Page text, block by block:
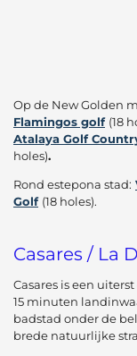
Op de New Golden
Flamingos golf (18
Atalaya Golf
holes).
Rond estepona stad:
Golf (18 holes).
Casares / La
Casares is een
15 minuten
badstad onder de
brede natuurlijke